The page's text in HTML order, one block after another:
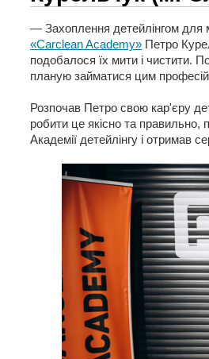
— Захоплення детейлінгом для
«Carclean Academy» Петро
подобалося їх мити і чистити.
планую займатися цим
Розпочав Петро свою кар'єру
робити це якісно та правильно,
Академії детейлінгу і отримав